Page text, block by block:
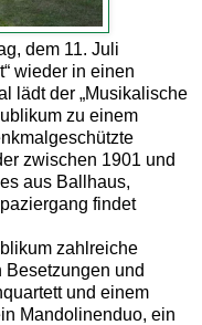
dem 11. Juli
wieder in einen
lädt der „Musikalische
zu einem
zwischen 1901 und
aus Ballhaus,
findet
zahlreiche
und
und einem
Mandolinenduo, ein